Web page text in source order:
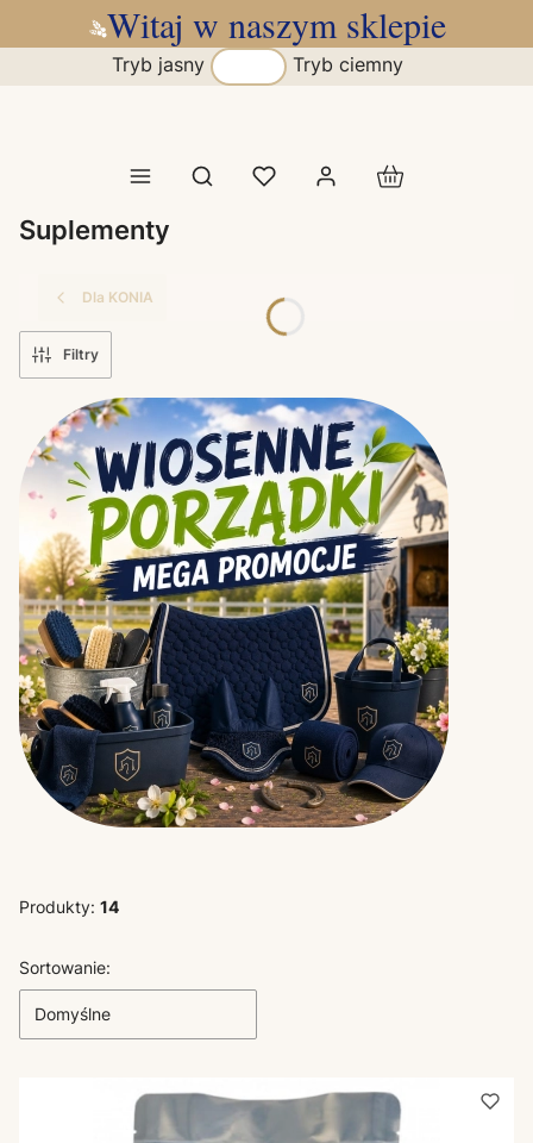
Witaj w naszym sklepie
Tryb jasny Tryb ciemny
Otwórz wyszukiwarkę Produkty w
Suplementy
Dla KONIA
Filtry
Produkty: 14
Lista produktów
Sortowanie:
Domyślne